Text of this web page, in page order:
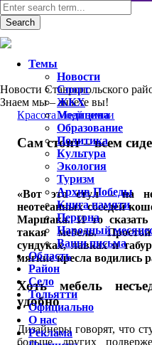
Новости Ставропольского
Знаем мы – знаете вы!
Красота моей земли
Сам стоит – всем
«Вот это стул – на
неотесанных соседей
Маршака. И то
такая мебель.
сундуках, лавках и
мягкие кресла водились
Хоть мебель
удобно
Дизайнеры говорят, что
больше других
Темы
Новости
Спорт
ЖКХ
Медицина
Образование
Политика
Культура
Экология
Туризм
Архив Победы
Книга памяти
Персона
Народный
Ваши письма
Область
Район
Село
Тольятти
Официально
О нас
Реклама